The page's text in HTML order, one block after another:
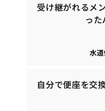
受け継がれるメ
っ
水
自分で便座を交